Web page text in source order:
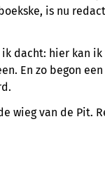
is nu
dacht: hier kan
En zo begon
wieg van de Pit.